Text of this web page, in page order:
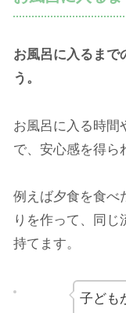
お風呂に入るまで
う。
お風呂に入る時間
で、安心感を得ら
例えば夕食を食べ
りを作って、同じ
持てます。
子ども